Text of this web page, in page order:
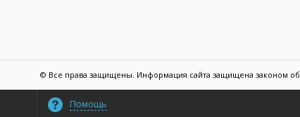
© Все права защищены. Информация сайта защищена законом об
Помощь